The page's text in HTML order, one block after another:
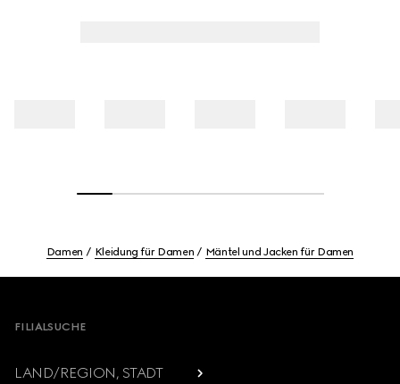
Damen Kleidung für Damen Mäntel und Jacken für Damen
FILIALSUCHE
LAND/REGION, STADT